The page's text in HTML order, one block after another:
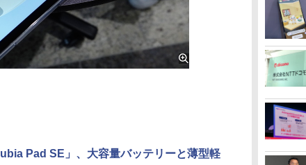
Pad SE」、大容量バッテリーと薄型軽